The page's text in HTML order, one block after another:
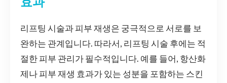
리프팅 시술과 피부 재생은 궁극적으로 서로를 보
완하는 관계입니다. 따라서, 리프팅 시술 후에는 적
절한 피부 관리가 필수적입니다. 예를 들어, 항산화
제나 피부 재생 효과가 있는 성분을 포함하는 스킨